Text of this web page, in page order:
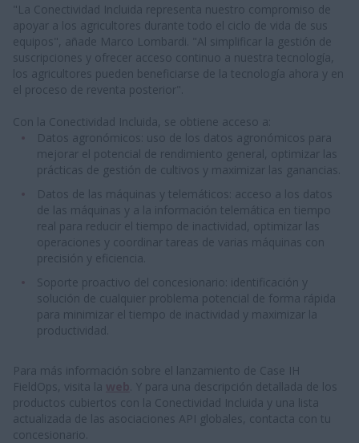
"La Conectividad Incluida representa nuestro compromiso de
apoyar a los agricultores durante todo el ciclo de vida de sus
equipos", añade Marco Lombardi. "Al simplificar la gestión de
suscripciones y ofrecer acceso continuo a nuestra tecnología,
los agricultores pueden beneficiarse de la tecnología ahora y en
el proceso de reventa posterior".
Con la Conectividad Incluida, se obtiene acceso a:
Datos agronómicos: uso de los datos agronómicos para
mejorar el potencial de rendimiento general, optimizar las
prácticas de gestión de cultivos y maximizar las ganancias.
Datos de las máquinas y telemáticos: acceso a los datos
de las máquinas y a la información telemática en tiempo
real para reducir el tiempo de inactividad, optimizar las
operaciones y coordinar tareas de varias máquinas con
precisión y eficiencia.
Soporte proactivo del concesionario: identificación y
solución de cualquier problema potencial de forma rápida
para minimizar el tiempo de inactividad y maximizar la
productividad.
Para más información sobre el lanzamiento de Case IH
FieldOps, visita la
. Y para una descripción detallada de los
productos cubiertos con la Conectividad Incluida y una lista
actualizada de las asociaciones API globales, contacta con tu
concesionario.